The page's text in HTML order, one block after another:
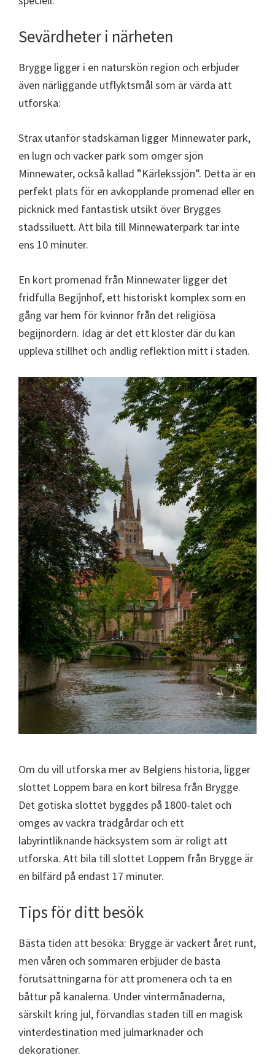
Sevärdheter i närheten
Brygge ligger i en naturskön region och erbjuder
även närliggande utflyktsmål som är värda att
utforska:
Strax utanför stadskärnan ligger Minnewater park,
en lugn och vacker park som omger sjön
Minnewater, också kallad ”Kärlekssjön”. Detta är en
perfekt plats för en avkopplande promenad eller en
picknick med fantastisk utsikt över Brygges
stadssiluett. Att bila till Minnewaterpark tar inte
ens 10 minuter.
En kort promenad från Minnewater ligger det
fridfulla Begijnhof, ett historiskt komplex som en
gång var hem för kvinnor från det religiösa
begijnordern. Idag är det ett kloster där du kan
uppleva stillhet och andlig reflektion mitt i staden.
Om du vill utforska mer av Belgiens historia, ligger
slottet Loppem bara en kort bilresa från Brygge.
Det gotiska slottet byggdes på 1800-talet och
omges av vackra trädgårdar och ett
labyrintliknande häcksystem som är roligt att
utforska. Att bila till slottet Loppem från Brygge är
en bilfärd på endast 17 minuter.
Tips för ditt besök
Bästa tiden att besöka: Brygge är vackert året runt,
men våren och sommaren erbjuder de bästa
förutsättningarna för att promenera och ta en
båttur på kanalerna. Under vintermånaderna,
särskilt kring jul, förvandlas staden till en magisk
vinterdestination med julmarknader och
dekorationer.